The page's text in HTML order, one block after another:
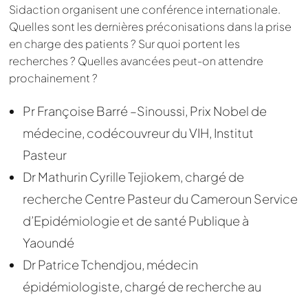
Sidaction organisent une conférence internationale.
Quelles sont les dernières préconisations dans la prise
en charge des patients ? Sur quoi portent les
recherches ? Quelles avancées peut-on attendre
prochainement ?
Pr Françoise Barré –Sinoussi, Prix Nobel de
médecine, codécouvreur du VIH, Institut
Pasteur
Dr Mathurin Cyrille Tejiokem, chargé de
recherche Centre Pasteur du Cameroun Service
d’Epidémiologie et de santé Publique à
Yaoundé
Dr Patrice Tchendjou, médecin
épidémiologiste, chargé de recherche au